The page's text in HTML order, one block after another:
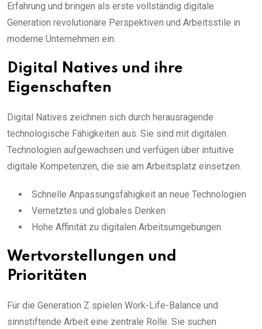
Erfahrung und bringen als erste vollständig digitale
Generation revolutionäre Perspektiven und Arbeitsstile in
moderne Unternehmen ein.
Digital Natives und ihre
Eigenschaften
Digital Natives zeichnen sich durch herausragende
technologische Fähigkeiten aus. Sie sind mit digitalen
Technologien aufgewachsen und verfügen über intuitive
digitale Kompetenzen, die sie am Arbeitsplatz einsetzen.
Schnelle Anpassungsfähigkeit an neue Technologien
Vernetztes und globales Denken
Hohe Affinität zu digitalen Arbeitsumgebungen
Wertvorstellungen und
Prioritäten
Für die Generation Z spielen Work-Life-Balance und
sinnstiftende Arbeit eine zentrale Rolle. Sie suchen